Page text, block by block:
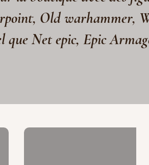
Old warhammer,
que Net epic, Epic